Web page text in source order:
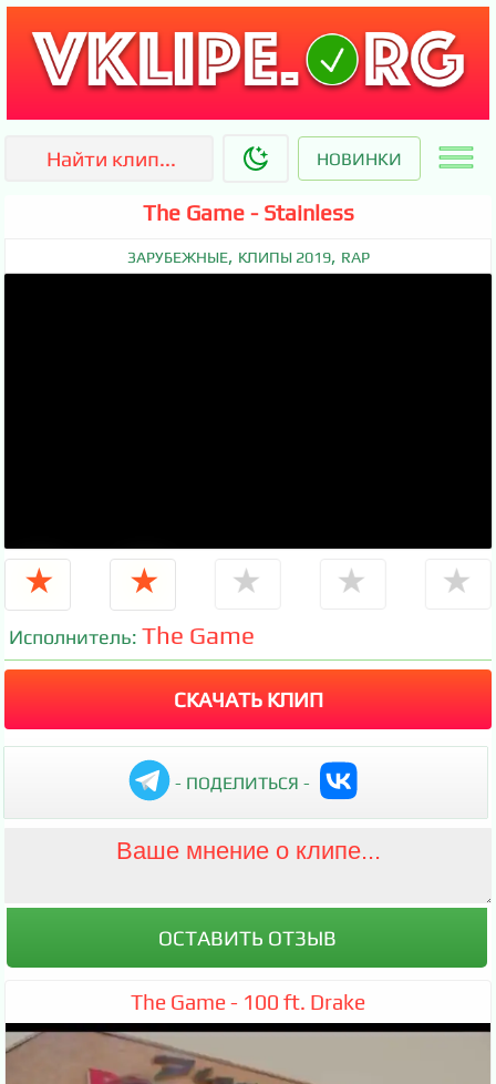
НОВИНКИ
The Game - Stainless
ЗАРУБЕЖНЫЕ, КЛИПЫ 2019, RAP
★ ★ ★ ★ ★
Исполнитель:The Game
СКАЧАТЬ КЛИП
- ПОДЕЛИТЬСЯ -
The Game - 100 ft. Drake